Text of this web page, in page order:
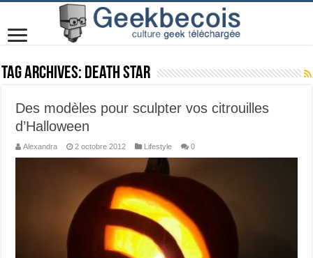
Tag Archives: Death star
Des modèles pour sculpter vos citrouilles
d’Halloween
Alexandra 2 octobre 2012 Lifestyle 0